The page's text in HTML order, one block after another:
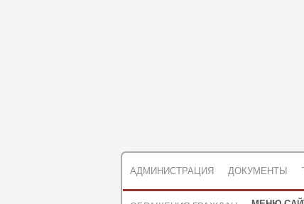
АДМИНИСТРАЦИЯ ДОКУМЕНТЫ